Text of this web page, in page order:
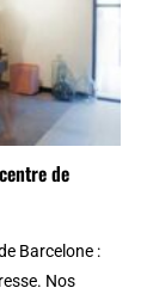
de
Barcelone :
Nos